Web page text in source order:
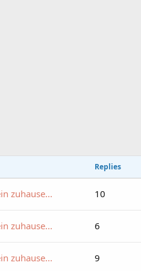
Replies
zuhause... 10
zuhause... 6
zuhause... 9